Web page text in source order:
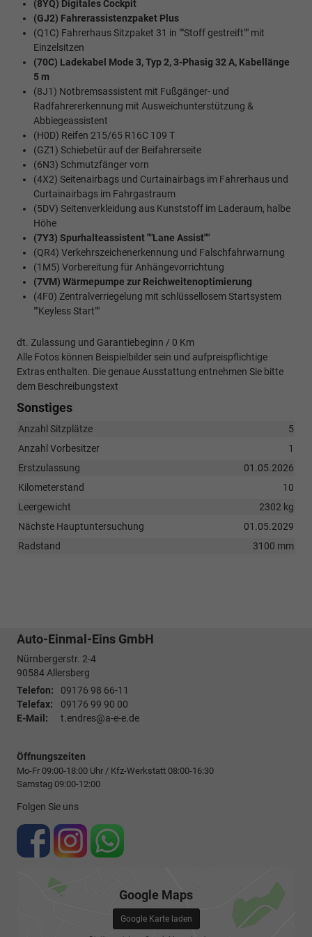
(8YQ) Digitales Cockpit
(GJ2) Fahrerassistenzpaket Plus
(Q1C) Fahrerhaus Sitzpaket 31 in ""Stoff gestreift"" mit
Einzelsitzen
(70C) Ladekabel Mode 3, Typ 2, 3-Phasig 32 A, Kabellänge
5 m
(8J1) Notbremsassistent mit Fußgänger- und
Radfahrererkennung mit Ausweichunterstützung &
Abbiegeassistent
(H0D) Reifen 215/65 R16C 109 T
(GZ1) Schiebetür auf der Beifahrerseite
(6N3) Schmutzfänger vorn
(4X2) Seitenairbags und Curtainairbags im Fahrerhaus und
Curtainairbags im Fahrgastraum
(5DV) Seitenverkleidung aus Kunststoff im Laderaum, halbe
Höhe
(7Y3) Spurhalteassistent ""Lane Assist""
(QR4) Verkehrszeichenerkennung und Falschfahrwarnung
(1M5) Vorbereitung für Anhängevorrichtung
(7VM) Wärmepumpe zur Reichweitenoptimierung
(4F0) Zentralverriegelung mit schlüssellosem Startsystem
""Keyless Start""
dt. Zulassung und Garantiebeginn / 0 Km
Alle Fotos können Beispielbilder sein und aufpreispflichtige
Extras enthalten. Die genaue Ausstattung entnehmen Sie bitte
dem Beschreibungstext
Sonstiges
Anzahl Sitzplätze
5
Anzahl Vorbesitzer
1
Erstzulassung
01.05.2026
Kilometerstand
10
Leergewicht
2302 kg
Nächste Hauptuntersuchung
01.05.2029
Radstand
3100 mm
Auto-Einmal-Eins GmbH
Nürnbergerstr. 2-4
90584Allersberg
Telefon:
09176 98 66-11
Telefax:
09176 99 90 00
E-Mail:
t.endres@a-e-e.de
Öffnungszeiten
Mo-Fr 09:00-18:00 Uhr / Kfz-Werkstatt 08:00-16:30
Samstag 09:00-12:00
Folgen Sie uns
Google Maps
Google Karte laden